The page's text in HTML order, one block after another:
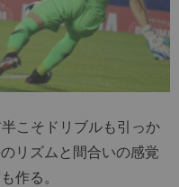
こそドリブルも引っか
リズムと間合いの感覚
作る。